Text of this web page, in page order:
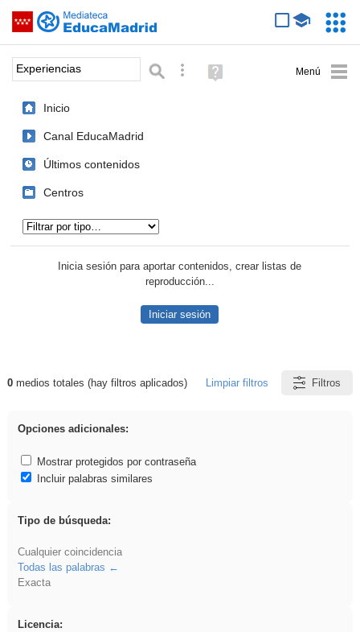
Saltar navegación
Palabra o frase: Búsqueda avanzada
Ayuda
(en
Inicio
Canal EducaMadrid
Últimos contenidos
Centros
Inicia sesión para aportar contenidos, crear listas de
reproducción...
Iniciar sesión
Resultados de: Experiencias
0medios totales (hay filtros aplicados) Limpiar filtros Filtros
Opciones adicionales:
Mostrar protegidos por contraseña
Incluir palabras similares
Tipo de búsqueda:
Cualquier coincidencia
Todas las palabras
Exacta
Licencia: